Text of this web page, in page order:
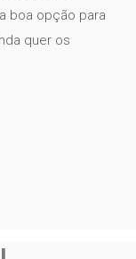
boa opção para
quer os